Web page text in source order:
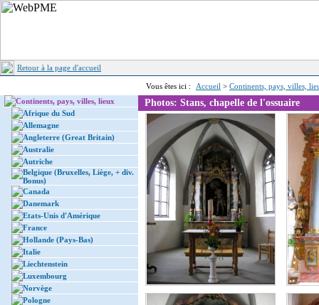
Retour à la page d'accueil
Vous êtes ici : Accueil > Continents, pays, villes,
Continents, pays, villes, lieux
Afrique du Sud
Allemagne
Angleterre (Great Britain)
Australie
Autriche
Belgique (Bruxelles, Liège, + div.
Bonus)
Canada
Danemark
Etats-Unis d'Amérique
France
Hollande (Pays-Bas)
Italie
Liechtenstein
Luxembourg
Norvège
Pologne
Photos: Stans, chapelle de l'ossuaire